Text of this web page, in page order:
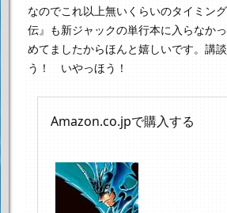
なのでこれ以上無いくらいのタイミン
伝』も新ジャックの単行本に入らなか
めてましたからほんと嬉しいです。 講
う！ いやっほう！
Amazon.co.jpで購入する